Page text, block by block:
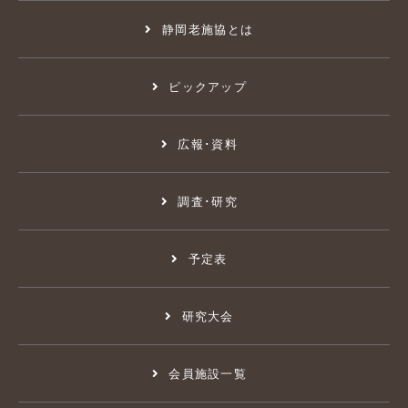
静岡老施協とは
ピックアップ
広報･資料
調査･研究
予定表
研究大会
会員施設一覧